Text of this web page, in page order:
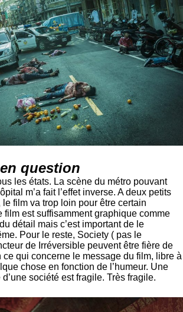
question
les états. La scène du métro pouvant
m’a fait l’effet inverse. A deux petits
le film va trop loin pour être certain
film est suffisamment graphique comme
détail mais c’est important de le
Pour le reste, Society ( pas le
de Irréversible peuvent être fière de
ce qui concerne le message du film, libre à
chose en fonction de l’humeur. Une
société est fragile. Très fragile.